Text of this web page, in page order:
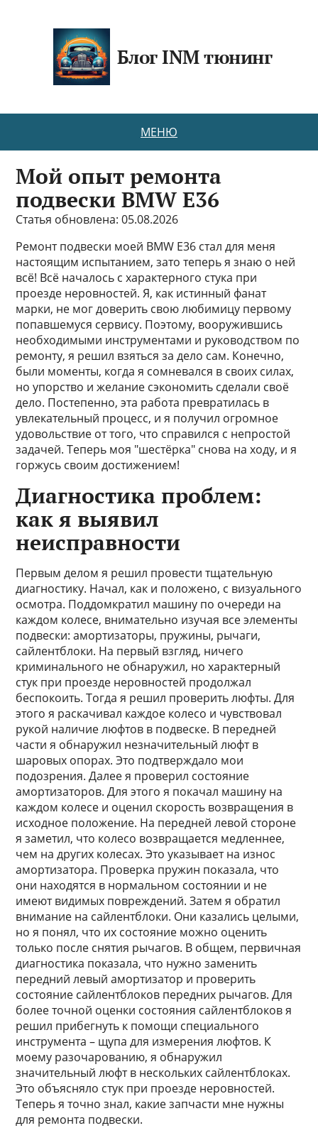
Блог INM тюнинг
МЕНЮ
Мой опыт ремонта
подвески BMW E36
Статья обновлена: 05.08.2026
Ремонт подвески моей BMW E36 стал для меня
настоящим испытанием, зато теперь я знаю о ней
всё! Всё началось с характерного стука при
проезде неровностей. Я, как истинный фанат
марки, не мог доверить свою любимицу первому
попавшемуся сервису. Поэтому, вооружившись
необходимыми инструментами и руководством по
ремонту, я решил взяться за дело сам. Конечно,
были моменты, когда я сомневался в своих силах,
но упорство и желание сэкономить сделали своё
дело. Постепенно, эта работа превратилась в
увлекательный процесс, и я получил огромное
удовольствие от того, что справился с непростой
задачей. Теперь моя "шестёрка" снова на ходу, и я
горжусь своим достижением!
Диагностика проблем:
как я выявил
неисправности
Первым делом я решил провести тщательную
диагностику. Начал, как и положено, с визуального
осмотра. Поддомкратил машину по очереди на
каждом колесе, внимательно изучая все элементы
подвески: амортизаторы, пружины, рычаги,
сайлентблоки. На первый взгляд, ничего
криминального не обнаружил, но характерный
стук при проезде неровностей продолжал
беспокоить. Тогда я решил проверить люфты. Для
этого я раскачивал каждое колесо и чувствовал
рукой наличие люфтов в подвеске. В передней
части я обнаружил незначительный люфт в
шаровых опорах. Это подтверждало мои
подозрения. Далее я проверил состояние
амортизаторов. Для этого я покачал машину на
каждом колесе и оценил скорость возвращения в
исходное положение. На передней левой стороне
я заметил, что колесо возвращается медленнее,
чем на других колесах. Это указывает на износ
амортизатора. Проверка пружин показала, что
они находятся в нормальном состоянии и не
имеют видимых повреждений. Затем я обратил
внимание на сайлентблоки. Они казались целыми,
но я понял, что их состояние можно оценить
только после снятия рычагов. В общем, первичная
диагностика показала, что нужно заменить
передний левый амортизатор и проверить
состояние сайлентблоков передних рычагов. Для
более точной оценки состояния сайлентблоков я
решил прибегнуть к помощи специального
инструмента – щупа для измерения люфтов. К
моему разочарованию, я обнаружил
значительный люфт в нескольких сайлентблоках.
Это объясняло стук при проезде неровностей.
Теперь я точно знал, какие запчасти мне нужны
для ремонта подвески.